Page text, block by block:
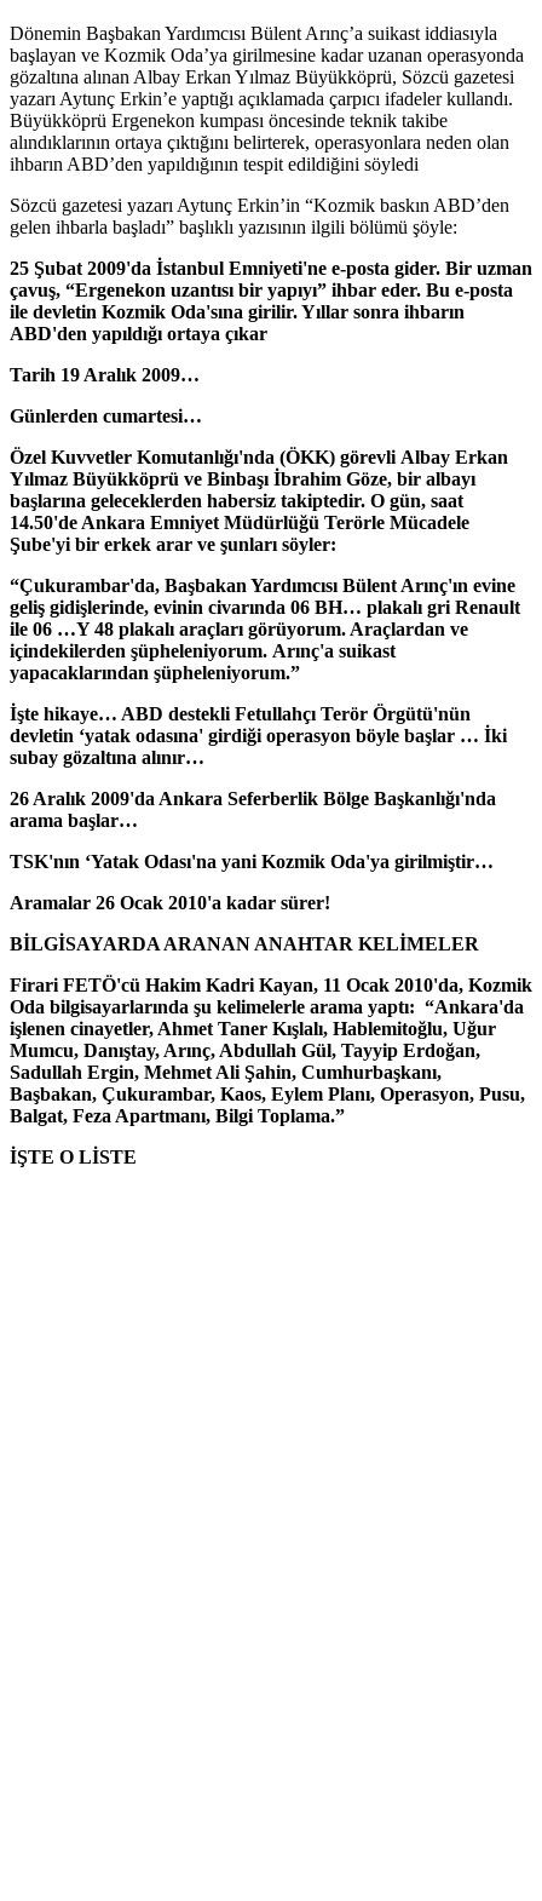
Dönemin Başbakan Yardımcısı Bülent Arınç’a suikast iddiasıyla
başlayan ve Kozmik Oda’ya girilmesine kadar uzanan operasyonda
gözaltına alınan Albay Erkan Yılmaz Büyükköprü, Sözcü gazetesi
yazarı Aytunç Erkin’e yaptığı açıklamada çarpıcı ifadeler kullandı.
Büyükköprü Ergenekon kumpası öncesinde teknik takibe
alındıklarının ortaya çıktığını belirterek, operasyonlara neden olan
ihbarın ABD’den yapıldığının tespit edildiğini söyledi
Sözcü gazetesi yazarı Aytunç Erkin’in “Kozmik baskın ABD’den
gelen ihbarla başladı” başlıklı yazısının ilgili bölümü şöyle:
25 Şubat 2009'da İstanbul Emniyeti'ne e-posta gider. Bir uzman
çavuş, “Ergenekon uzantısı bir yapıyı” ihbar eder. Bu e-posta
ile devletin Kozmik Oda'sına girilir. Yıllar sonra ihbarın
ABD'den yapıldığı ortaya çıkar
Tarih 19 Aralık 2009…
Günlerden cumartesi…
Özel Kuvvetler Komutanlığı'nda (ÖKK) görevli Albay Erkan
Yılmaz Büyükköprü ve Binbaşı İbrahim Göze, bir albayı
başlarına geleceklerden habersiz takiptedir. O gün, saat
14.50'de Ankara Emniyet Müdürlüğü Terörle Mücadele
Şube'yi bir erkek arar ve şunları söyler:
“Çukurambar'da, Başbakan Yardımcısı Bülent Arınç'ın evine
geliş gidişlerinde, evinin civarında 06 BH… plakalı gri Renault
ile 06 …Y 48 plakalı araçları görüyorum. Araçlardan ve
içindekilerden şüpheleniyorum. Arınç'a suikast
yapacaklarından şüpheleniyorum.”
İşte hikaye… ABD destekli Fetullahçı Terör Örgütü'nün
devletin ‘yatak odasına' girdiği operasyon böyle başlar … İki
subay gözaltına alınır…
26 Aralık 2009'da Ankara Seferberlik Bölge Başkanlığı'nda
arama başlar…
TSK'nın ‘Yatak Odası'na yani Kozmik Oda'ya girilmiştir…
Aramalar 26 Ocak 2010'a kadar sürer!
BİLGİSAYARDA ARANAN ANAHTAR KELİMELER
Firari FETÖ'cü Hakim Kadri Kayan, 11 Ocak 2010'da, Kozmik
Oda bilgisayarlarında şu kelimelerle arama yaptı: “Ankara'da
işlenen cinayetler, Ahmet Taner Kışlalı, Hablemitoğlu, Uğur
Mumcu, Danıştay, Arınç, Abdullah Gül, Tayyip Erdoğan,
Sadullah Ergin, Mehmet Ali Şahin, Cumhurbaşkanı,
Başbakan, Çukurambar, Kaos, Eylem Planı, Operasyon, Pusu,
Balgat, Feza Apartmanı, Bilgi Toplama.”
İŞTE O LİSTE